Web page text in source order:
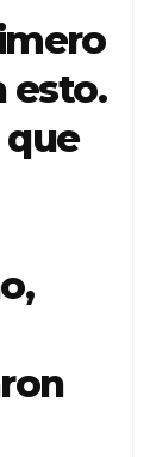
esto.
que